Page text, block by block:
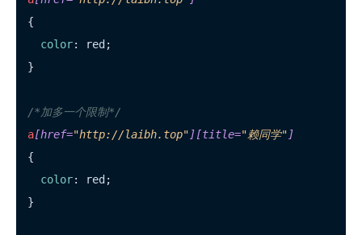
{
color: red;
}
/*加多一个限制*/
a[href="http://laibh.top" ][title="赖同学" ]
{
color: red;
}